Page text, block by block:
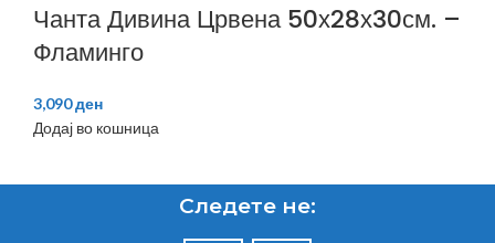
Чанта Дивина Црвена 50х28х30см. –
Фламинго
3,090ден
Додај во кошница
Следете не: